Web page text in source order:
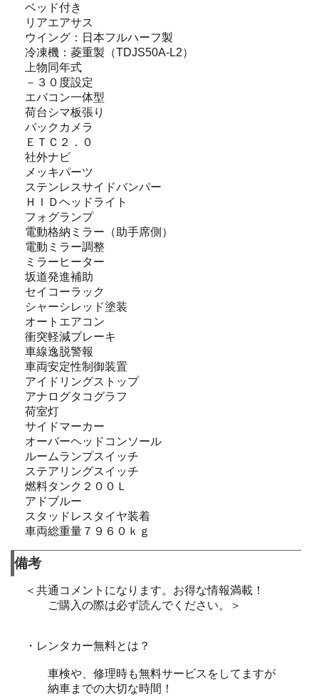
ベッド付き
リアエアサス
ウイング：日本フルハーフ製
冷凍機：菱重製（TDJS50A-L2）
上物同年式
－３０度設定
エバコン一体型
荷台シマ板張り
バックカメラ
ＥＴＣ２．０
社外ナビ
メッキパーツ
ステンレスサイドバンパー
ＨＩＤヘッドライト
フォグランプ
電動格納ミラー（助手席側）
電動ミラー調整
ミラーヒーター
坂道発進補助
セイコーラック
シャーシレッド塗装
オートエアコン
衝突軽減ブレーキ
車線逸脱警報
車両安定性制御装置
アイドリングストップ
アナログタコグラフ
荷室灯
サイドマーカー
オーバーヘッドコンソール
ルームランプスイッチ
ステアリングスイッチ
燃料タンク２００Ｌ
アドブルー
スタッドレスタイヤ装着
車両総重量７９６０ｋｇ
備考
＜共通コメントになります。お得な情報満載！
ご購入の際は必ず読んでください。＞
・レンタカー無料とは？
車検や、修理時も無料サービスをしてますが
納車までの大切な時間！